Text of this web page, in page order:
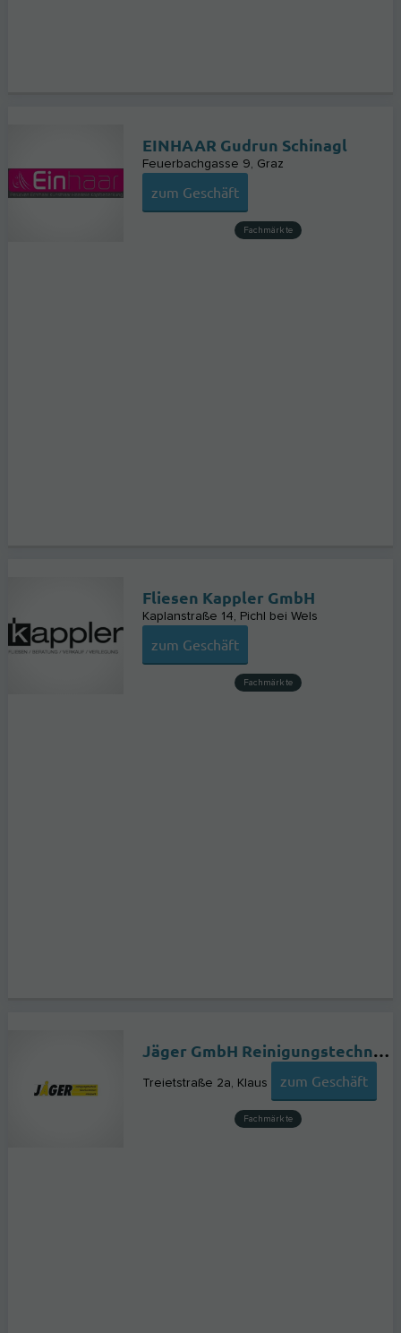
EINHAAR Gudrun Schinagl
Feuerbachgasse 9 Graz
zum Geschäft
Fachmärkte
Fliesen Kappler GmbH
Kaplanstraße 14 Pichl bei Wels
zum Geschäft
Fachmärkte
Jäger GmbH Reinigungstechnik Baumaschinen Mietpark Trockeneisstrahlen
Treietstraße 2a Klaus zum Geschäft
Fachmärkte